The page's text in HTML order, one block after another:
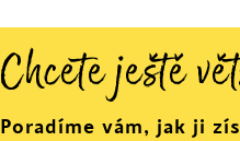
Chcete ještě
Poradíme vám, jak ji